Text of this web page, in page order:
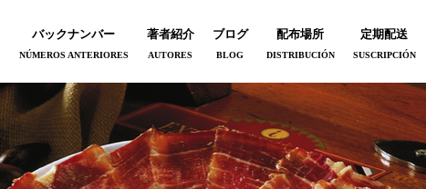
バックナンバー
NÚMEROS ANTERIORES
著者紹介
AUTORES
ブログ
BLOG
配布場所
DISTRIBUCIÓN
定期配送
SUSCRIPCIÓN